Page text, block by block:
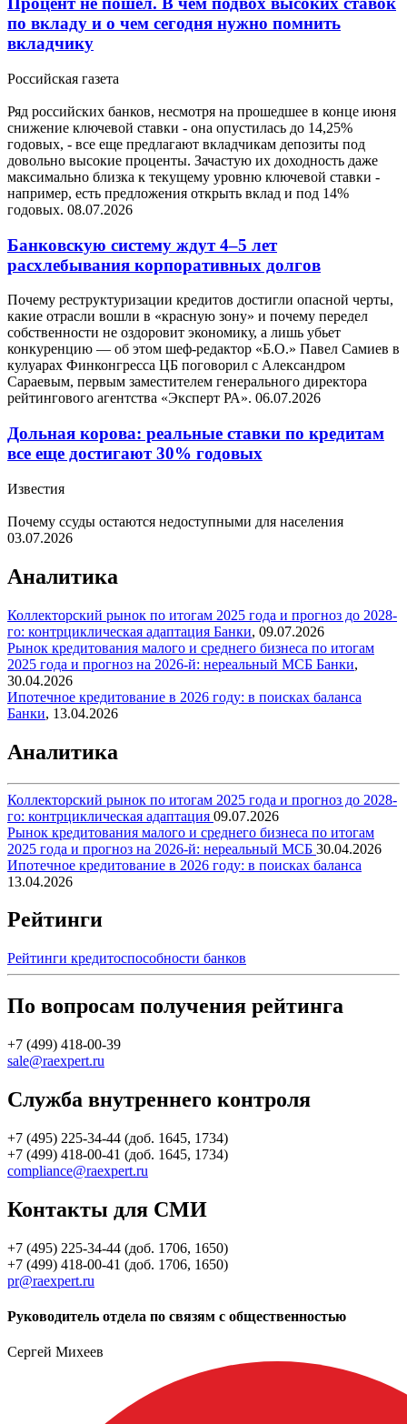
по вкладу и о чем сегодня нужно помнить
вкладчику
Российская газета
Ряд российских банков, несмотря на прошедшее в конце июня
снижение ключевой ставки - она опустилась до 14,25%
годовых, - все еще предлагают вкладчикам депозиты под
довольно высокие проценты. Зачастую их доходность даже
максимально близка к текущему уровню ключевой ставки -
например, есть предложения открыть вклад и под 14%
годовых. 08.07.2026
Банковскую систему ждут 4–5 лет
расхлебывания корпоративных долгов
Почему реструктуризации кредитов достигли опасной черты,
какие отрасли вошли в «красную зону» и почему передел
собственности не оздоровит экономику, а лишь убьет
конкуренцию — об этом шеф-редактор «Б.О.» Павел Самиев в
кулуарах Финконгресса ЦБ поговорил с Александром
Сараевым, первым заместителем генерального директора
рейтингового агентства «Эксперт РА». 06.07.2026
Дольная корова: реальные ставки по кредитам
все еще достигают 30% годовых
Известия
Почему ссуды остаются недоступными для населения
03.07.2026
Аналитика
Коллекторский рынок по итогам 2025 года и прогноз до 2028-
го: контрциклическая адаптация Банки, 09.07.2026
Рынок кредитования малого и среднего бизнеса по итогам
2025 года и прогноз на 2026-й: нереальный МСБ Банки,
30.04.2026
Ипотечное кредитование в 2026 году: в поисках баланса
Банки, 13.04.2026
Аналитика
Коллекторский рынок по итогам 2025 года и прогноз до 2028-
го: контрциклическая адаптация 09.07.2026
Рынок кредитования малого и среднего бизнеса по итогам
2025 года и прогноз на 2026-й: нереальный МСБ 30.04.2026
Ипотечное кредитование в 2026 году: в поисках баланса
13.04.2026
Рейтинги
Рейтинги кредитоспособности банков
По вопросам получения рейтинга
+7 (499) 418-00-39
sale@raexpert.ru
Служба внутреннего контроля
+7 (495) 225-34-44 (доб. 1645, 1734)
+7 (499) 418-00-41 (доб. 1645, 1734)
compliance@raexpert.ru
Контакты для СМИ
+7 (495) 225-34-44 (доб. 1706, 1650)
+7 (499) 418-00-41 (доб. 1706, 1650)
pr@raexpert.ru
Руководитель отдела по связям с общественностью
Сергей Михеев